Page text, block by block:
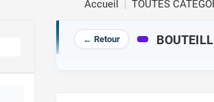
Accueil TOUTES
← Retour